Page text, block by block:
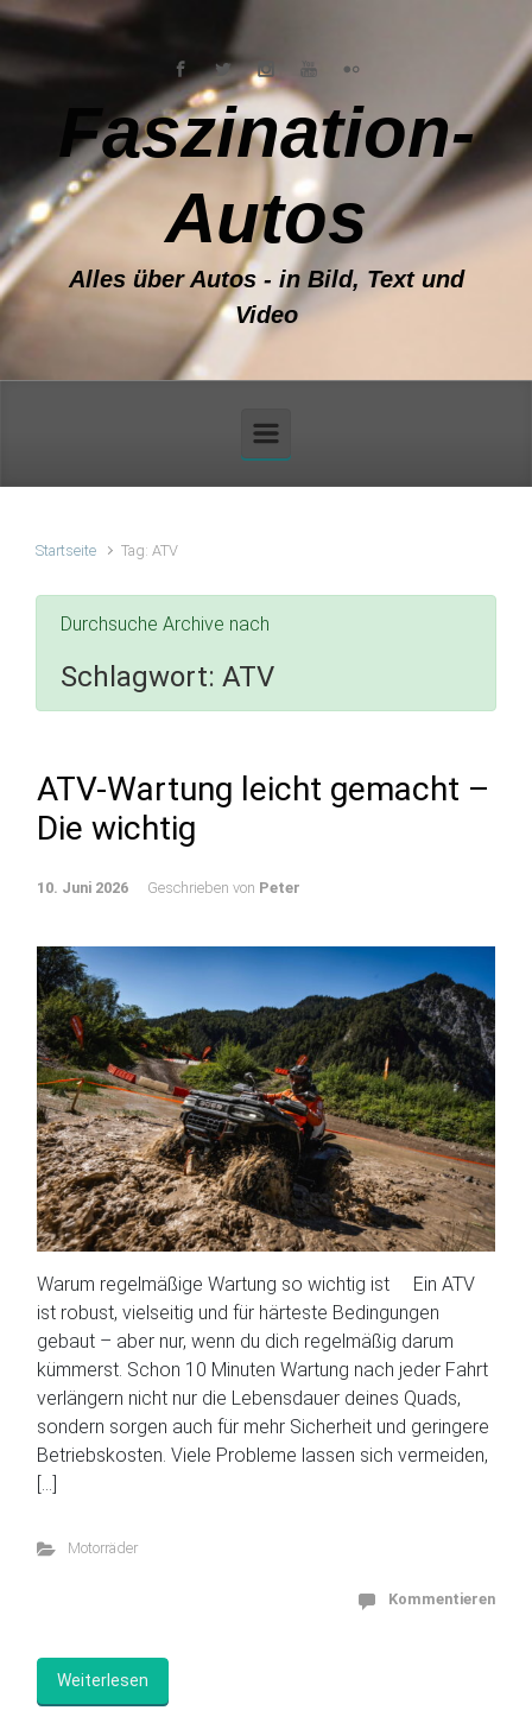
Zum Hauptinhalt springen
Faszination-
Autos
Alles über Autos - in Bild, Text und
Video
Startseite Tag: ATV
Durchsuche Archive nach
Schlagwort: ATV
ATV-Wartung leicht gemacht –
Die wichtig
10. Juni 2026 Geschrieben von Peter
Warum regelmäßige Wartung so wichtig ist Ein ATV
ist robust, vielseitig und für härteste Bedingungen
gebaut – aber nur, wenn du dich regelmäßig darum
kümmerst. Schon 10 Minuten Wartung nach jeder Fahrt
verlängern nicht nur die Lebensdauer deines Quads,
sondern sorgen auch für mehr Sicherheit und geringere
Betriebskosten. Viele Probleme lassen sich vermeiden,
[…]
Motorräder
Kommentieren
Weiterlesen